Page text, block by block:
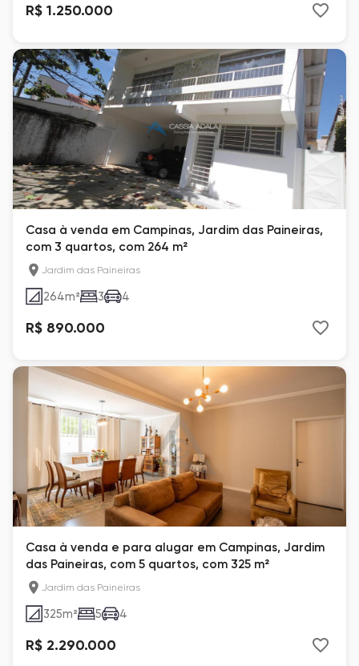
R$ 1.250.000
Casa à venda em Campinas, Jardim das Paineiras,
com 3 quartos, com 264 m²
Jardim das Paineiras
264m² 3 4
R$ 890.000
Casa à venda e para alugar em Campinas, Jardim
das Paineiras, com 5 quartos, com 325 m²
Jardim das Paineiras
325m² 5 4
R$ 2.290.000